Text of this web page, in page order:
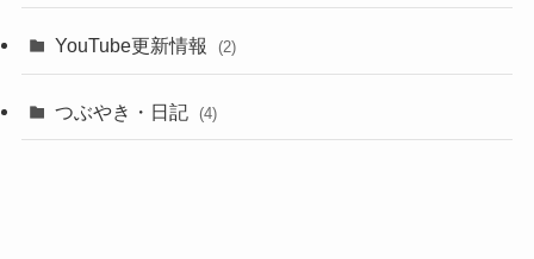
YouTube更新情報 (2)
つぶやき・日記 (4)